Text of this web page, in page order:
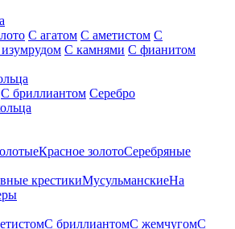
С агатом С аметистом С
С камнями С фианитом
С бриллиантом Серебро
Красное золотоСеребряные
крестикиМусульманскиеНа
С бриллиантомС жемчугомС